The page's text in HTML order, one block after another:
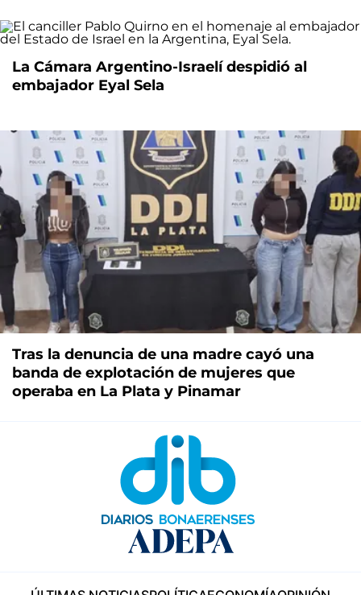
La Cámara Argentino-Israelí despidió al
embajador Eyal Sela
Tras la denuncia de una madre cayó una
banda de explotación de mujeres que
operaba en La Plata y Pinamar